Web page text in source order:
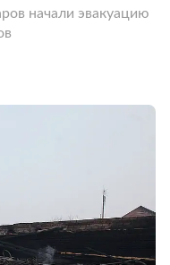
начали эвакуацию